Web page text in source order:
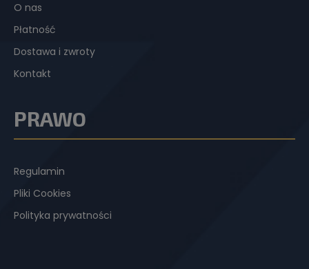
O nas
Płatność
Dostawa i zwroty
Kontakt
PRAWO
Regulamin
Pliki Cookies
Polityka prywatności